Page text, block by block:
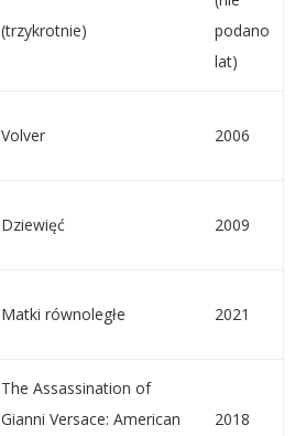
(trzykrotnie)
podano
lat)
Volver 2006
Dziewięć 2009
Matki równoległe 2021
The Assassination of
Gianni Versace: American
2018